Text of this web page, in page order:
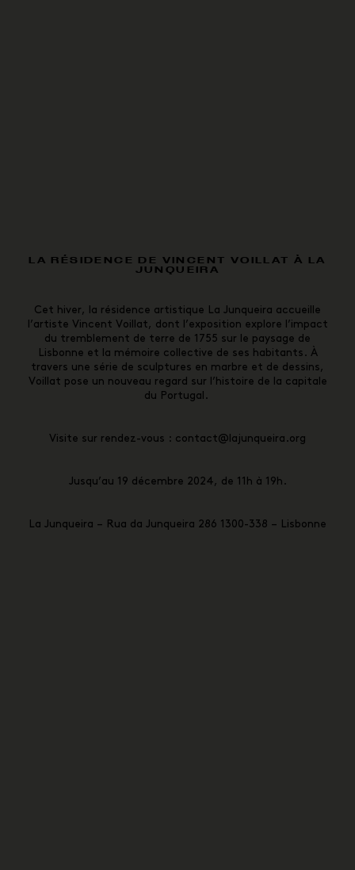
LA RÉSIDENCE DE VINCENT VOILLAT À LA
JUNQUEIRA
Cet hiver, la résidence artistique La Junqueira accueille
l’artiste Vincent Voillat, dont l’exposition explore l’impact
du tremblement de terre de 1755 sur le paysage de
Lisbonne et la mémoire collective de ses habitants. À
travers une série de sculptures en marbre et de dessins,
Voillat pose un nouveau regard sur l’histoire de la capitale
du Portugal.
Visite sur rendez-vous : contact@lajunqueira.org
Jusqu’au 19 décembre 2024, de 11h à 19h.
La Junqueira – Rua da Junqueira 286 1300-338 – Lisbonne